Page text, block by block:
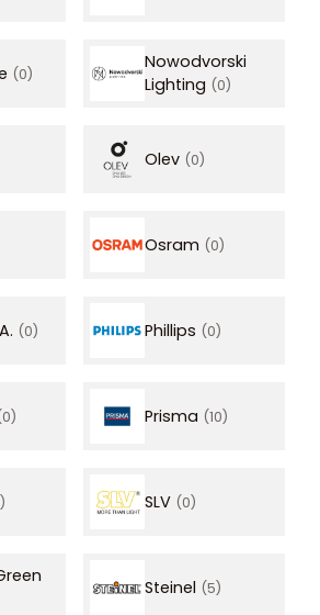
(0)
Nowodvorski
Lighting (0)
Olev (0)
Osram (0)
(0) Phillips (0)
Prisma (10)
SLV (0)
Steinel (5)